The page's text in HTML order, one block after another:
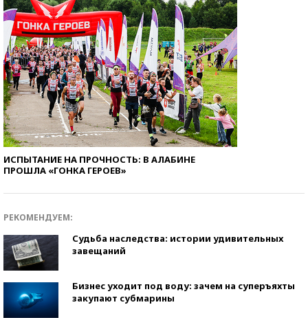
ИСПЫТАНИЕ НА ПРОЧНОСТЬ: В АЛАБИНЕ
ПРОШЛА «ГОНКА ГЕРОЕВ»
РЕКОМЕНДУЕМ:
Судьба наследства: истории удивительных
завещаний
Бизнес уходит под воду: зачем на суперъяхты
закупают субмарины